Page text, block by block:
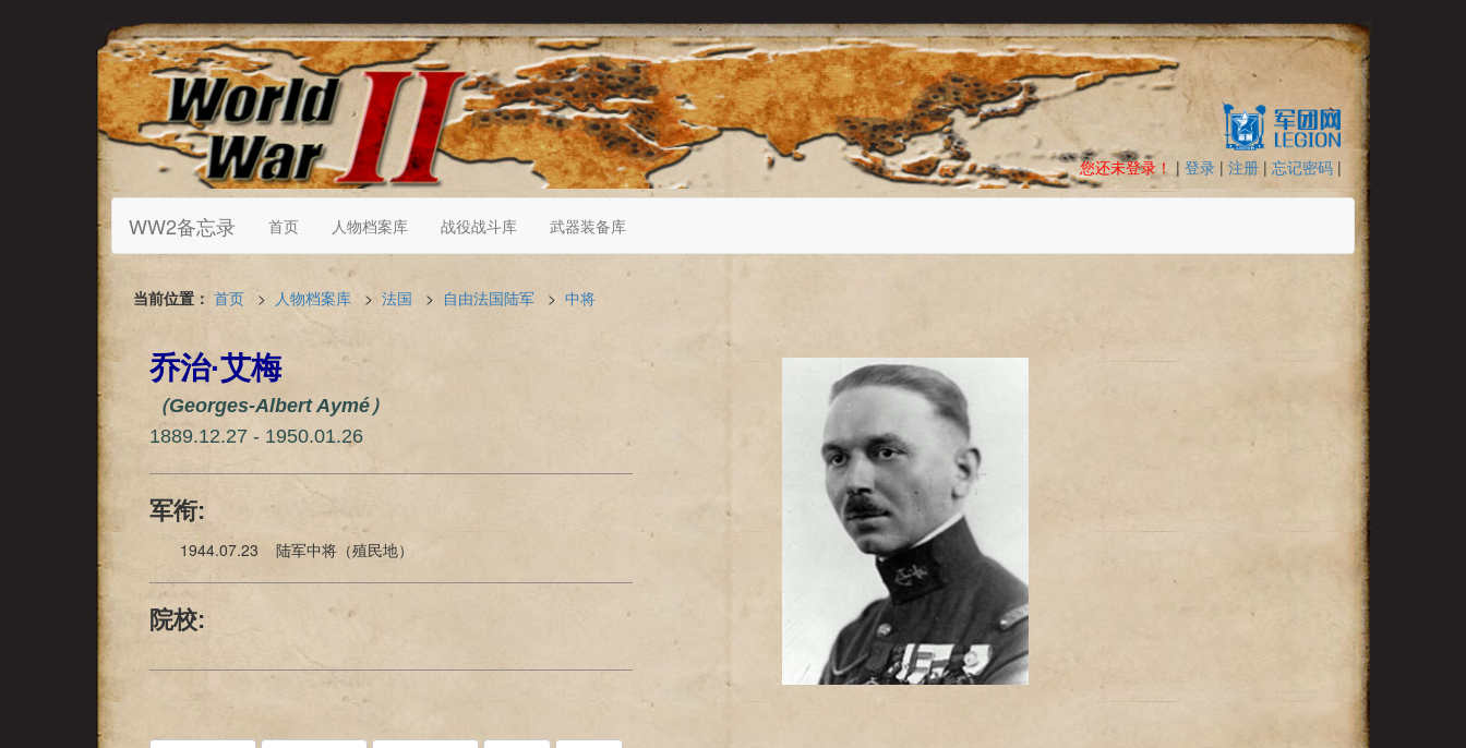
您还未登录！ | 登录 | 注册 | 忘记密码 |
WW2备忘录 首页 人物档案库 战役战斗库 武器装备库
当前位置： 首页 > 人物档案库 > 法国 > 自由法国陆军 > 中将
乔治·艾梅
（Georges-Albert Aymé）
1889.12.27 - 1950.01.26
军衔:
1944.07.23 陆军中将（殖民地）
院校: